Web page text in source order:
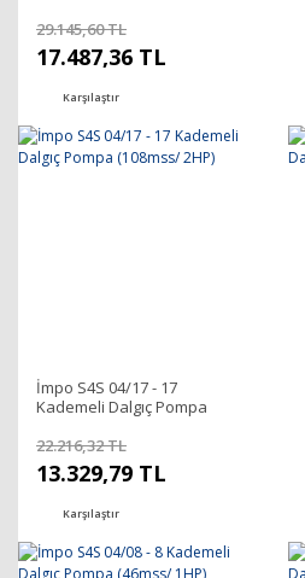
29.145,60 TL
17.487,36 TL
Karşılaştır
İmpo S4S 04/17 - 17
Kademeli Dalgıç Pompa
22.216,32 TL
13.329,79 TL
Karşılaştır